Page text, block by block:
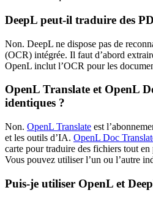
DeepL peut-il traduire des
Non. DeepL ne dispose pas de
(OCR) intégrée. Il faut d’abord
OpenL inclut l’OCR pour les
OpenL Translate et OpenL
identiques ?
Non. OpenL Translate est
et les outils d’IA. OpenL Doc
carte pour traduire des fichiers tout en
Vous pouvez utiliser l’un ou l’autre
Puis-je utiliser OpenL et